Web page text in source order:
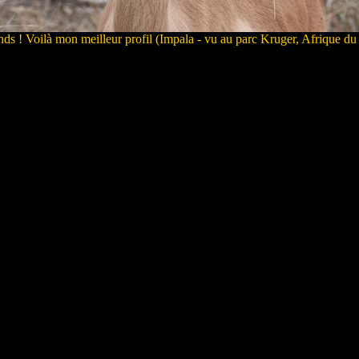
! Voilà mon meilleur profil (Impala - vu au parc Kruger, Afrique du